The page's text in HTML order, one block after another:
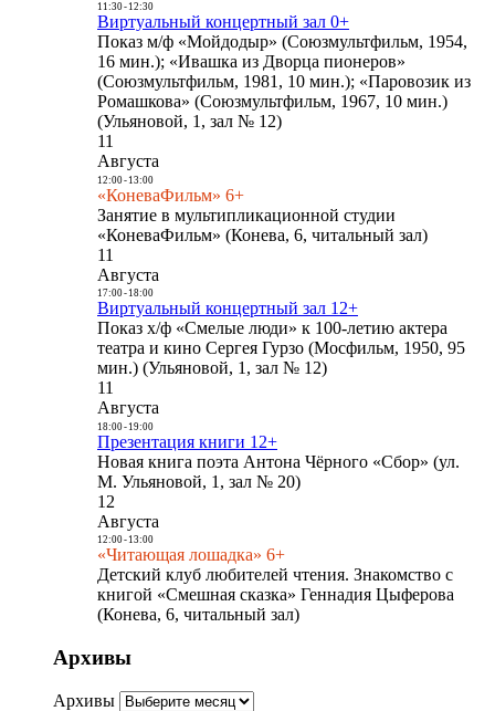
11:30- 12:30
Виртуальный концертный зал 0+
Показ м/ф «Мойдодыр» (Союзмультфильм, 1954,
16 мин.); «Ивашка из Дворца пионеров»
(Союзмультфильм, 1981, 10 мин.); «Паровозик из
Ромашкова» (Союзмультфильм, 1967, 10 мин.)
(Ульяновой, 1, зал № 12)
11
Августа
12:00- 13:00
«КоневаФильм» 6+
Занятие в мультипликационной студии
«КоневаФильм» (Конева, 6, читальный зал)
11
Августа
17:00- 18:00
Виртуальный концертный зал 12+
Показ х/ф «Смелые люди» к 100-летию актера
театра и кино Сергея Гурзо (Мосфильм, 1950, 95
мин.) (Ульяновой, 1, зал № 12)
11
Августа
18:00- 19:00
Презентация книги 12+
Новая книга поэта Антона Чёрного «Сбор» (ул.
М. Ульяновой, 1, зал № 20)
12
Августа
12:00- 13:00
«Читающая лошадка» 6+
Детский клуб любителей чтения. Знакомство с
книгой «Смешная сказка» Геннадия Цыферова
(Конева, 6, читальный зал)
Архивы
Архивы